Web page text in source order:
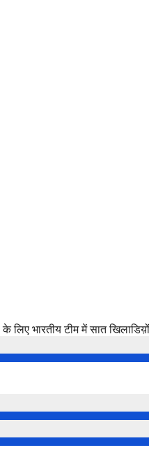
लिए भारतीय टीम में सात